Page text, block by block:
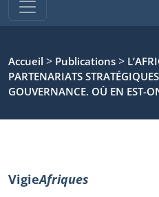
Accueil > Publications >
PARTENARIATS
GOUVERNANCE. OÙ EN EST-
VigieAfriques